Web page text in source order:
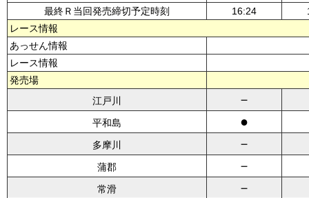
最終Ｒ当回発売締切予定時刻
16:24
レース情報
あっせん情報
レース情報
発売場
江戸川
－
平和島 ●
多摩川 －
蒲郡 －
常滑 －